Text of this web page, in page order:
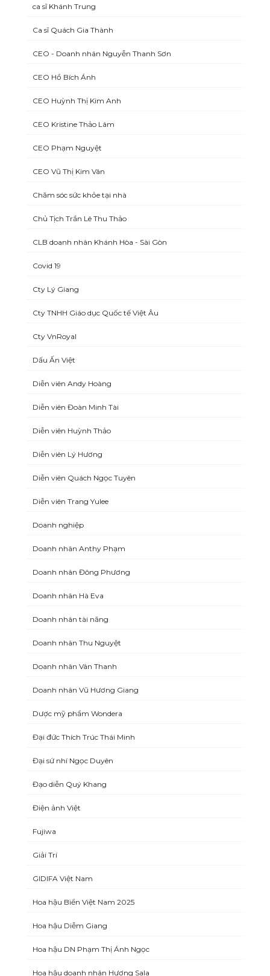
ca sĩ Khánh Trung
Ca sĩ Quách Gia Thành
CEO - Doanh nhân Nguyễn Thanh Sơn
CEO Hồ Bích Ánh
CEO Huỳnh Thị Kim Anh
CEO Kristine Thảo Lâm
CEO Phạm Nguyệt
CEO Vũ Thị Kim Vân
Chăm sóc sức khỏe tại nhà
Chủ Tịch Trần Lê Thu Thảo
CLB doanh nhân Khánh Hòa - Sài Gòn
Covid 19
Cty Lý Giang
Cty TNHH Giáo dục Quốc tế Việt Âu
Cty VnRoyal
Dấu Ấn Việt
Diễn viên Andy Hoàng
Diễn viên Đoàn Minh Tài
Diễn viên Huỳnh Thảo
Diễn viên Lý Hương
Diễn viên Quách Ngọc Tuyên
Diễn viên Trang Yulee
Doanh nghiệp
Doanh nhân Anthy Phạm
Doanh nhân Đông Phương
Doanh nhân Hà Eva
Doanh nhân tài năng
Doanh nhân Thu Nguyệt
Doanh nhân Vân Thanh
Doanh nhân Vũ Hương Giang
Dược mỹ phẩm Wondera
Đại đức Thích Trúc Thái Minh
Đại sứ nhí Ngọc Duyên
Đạo diễn Quý Khang
Điện ảnh Việt
Fujiwa
Giải Trí
GIDIFA Việt Nam
Hoa hậu Biển Việt Nam 2025
Hoa hậu Diễm Giang
Hoa hậu DN Phạm Thị Ánh Ngọc
Hoa hậu doanh nhân Hương Sala